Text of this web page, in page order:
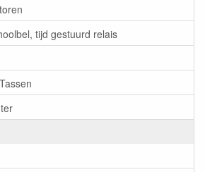
tijd gestuurd relais